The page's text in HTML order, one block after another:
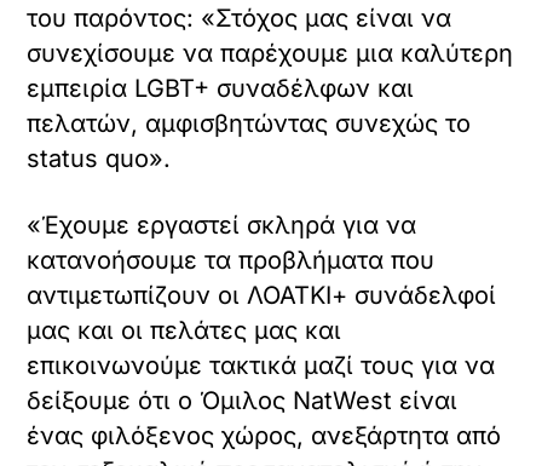
του παρόντος: «Στόχος μας είναι να
συνεχίσουμε να παρέχουμε μια καλύτερη
εμπειρία LGBT+ συναδέλφων και
πελατών, αμφισβητώντας συνεχώς το
status quo».
«Έχουμε εργαστεί σκληρά για να
κατανοήσουμε τα προβλήματα που
αντιμετωπίζουν οι ΛΟΑΤΚΙ+ συνάδελφοί
μας και οι πελάτες μας και
επικοινωνούμε τακτικά μαζί τους για να
δείξουμε ότι ο Όμιλος NatWest είναι
ένας φιλόξενος χώρος, ανεξάρτητα από